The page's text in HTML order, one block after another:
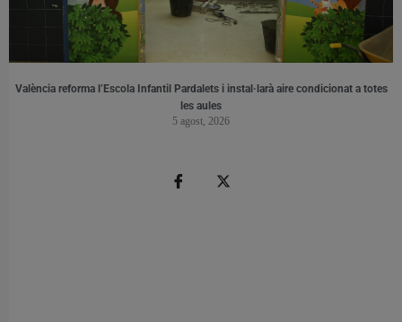
València reforma l’Escola Infantil Pardalets i instal·larà aire condicionat a totes
les aules
5 agost, 2026